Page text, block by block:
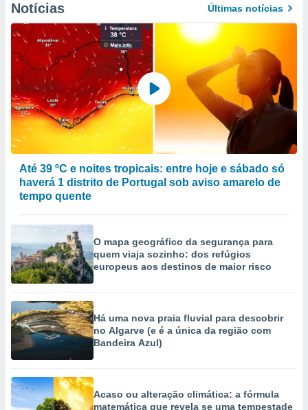
Notícias Últimas notícias
Até 39 ºC e noites tropicais: entre hoje e sábado só
haverá 1 distrito de Portugal sob aviso amarelo de
tempo quente
O mapa geográfico da segurança para
quem viaja sozinho: dos refúgios
europeus aos destinos de maior risco
Há uma nova praia fluvial para descobrir
no Algarve (e é a única da região com
Bandeira Azul)
Acaso ou alteração climática: a fórmula
matemática que revela se uma tempestade